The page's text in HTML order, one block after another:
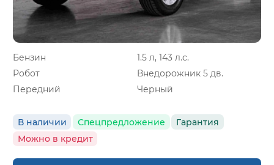
Бензин
1.5 л, 143 л.с.
Робот
Внедорожник 5 дв.
Передний
Черный
В наличии Спецпредложение
Гарантия
Можно в кредит